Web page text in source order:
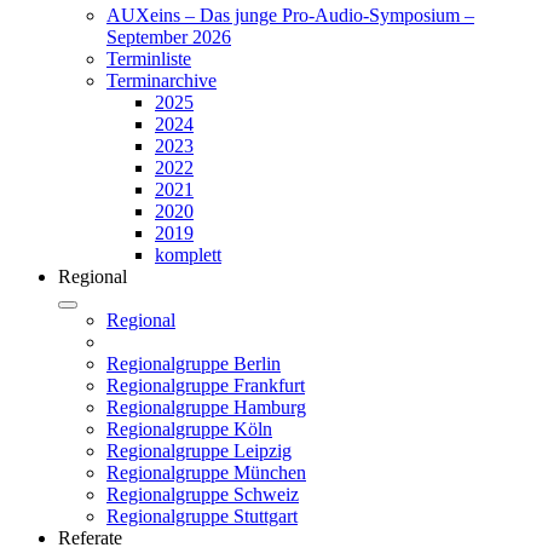
AUXeins – Das junge Pro-Audio-Symposium –
September 2026
Terminliste
Terminarchive
2025
2024
2023
2022
2021
2020
2019
komplett
Regional
Regional
Regionalgruppe Berlin
Regionalgruppe Frankfurt
Regionalgruppe Hamburg
Regionalgruppe Köln
Regionalgruppe Leipzig
Regionalgruppe München
Regionalgruppe Schweiz
Regionalgruppe Stuttgart
Referate